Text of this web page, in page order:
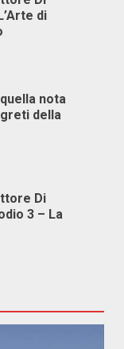
di
nota
della
Di
3 – La